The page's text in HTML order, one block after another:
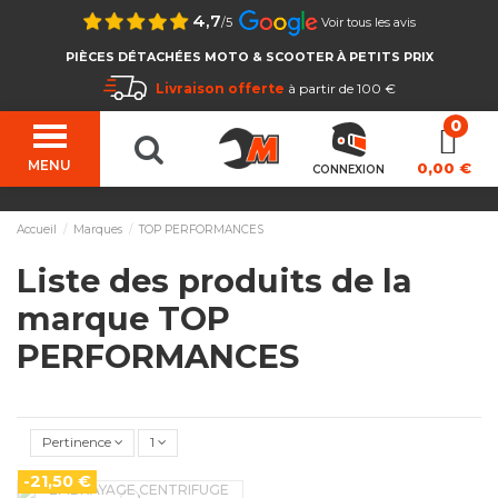
4,7/5 Voir tous les avis
PIÈCES DÉTACHÉES MOTO & SCOOTER À PETITS PRIX
Livraison offerte à partir de 100 €
MENU CONNEXION 0,00 €
Accueil Marques TOP PERFORMANCES
Liste des produits de la
marque TOP
PERFORMANCES
Pertinence 1
-21,50 €